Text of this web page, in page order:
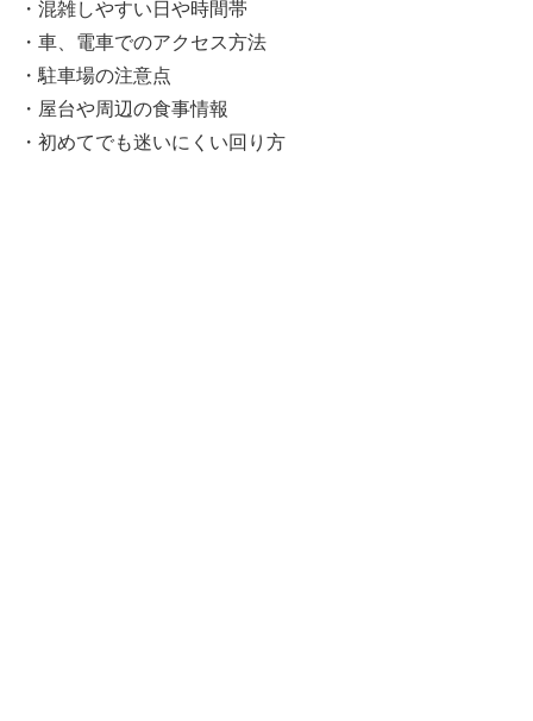
・混雑しやすい日や時間帯
・車、電車でのアクセス方法
・駐車場の注意点
・屋台や周辺の食事情報
・初めてでも迷いにくい回り方